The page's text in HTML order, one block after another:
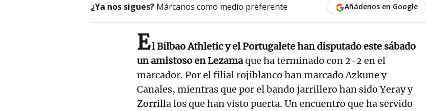
¿Ya nos sigues? Márcanos como medio preferente Añádenos en Google
El Bilbao Athletic y el Portugalete han disputado este sábado
un amistoso en Lezamaque ha terminado con 2-2 en el
marcador. Por el filial rojiblanco han marcado Azkune y
Canales, mientras que por el bando jarrillero han sido Yeray y
Zorrilla los que han visto puerta. Un encuentro que ha servido